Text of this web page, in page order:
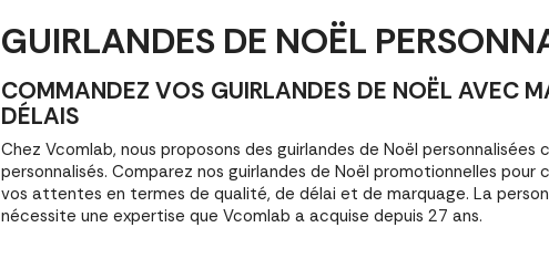
GUIRLANDES DE NOËL
COMMANDEZ VOS GUIRLANDES DE NOËL AVEC
DÉLAIS
Chez Vcomlab, nous proposons des guirlandes de Noël
personnalisés. Comparez nos guirlandes de Noël promotionnelles
vos attentes en termes de qualité, de délai et de marquage. La
nécessite une expertise que Vcomlab a acquise depuis 27 ans.